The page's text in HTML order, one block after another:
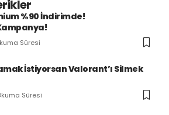
%90 İndirimde!
Süresi
İstiyorsan Valorant’ı Silmek
Süresi